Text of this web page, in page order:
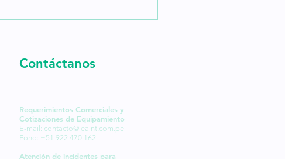
¿Qué tienen de ecológico
Contáctanos
Requerimientos Comerciales y
Cotizaciones de Equipamiento
E-mail: contacto@leaint.com.pe
Fono: +51 922 470 162
Atención de incidentes para